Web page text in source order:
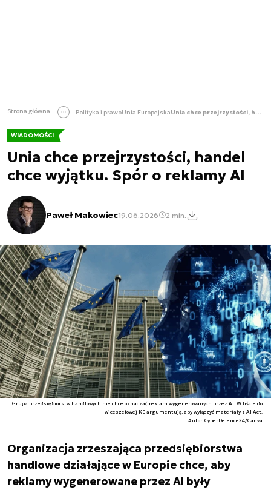
Strona główna Polityka i prawoUnia Europejska Unia chce przejrzystości, handel chce wyjątku. Spór o reklamy AI
WIADOMOŚCI
Unia chce przejrzystości, handel
chce wyjątku. Spór o reklamy AI
Paweł Makowiec19.06.2026 2 min.
Grupa przedsiębiorstw handlowych nie chce oznaczać reklam wygenerowanych przez AI. W liście do
wiceszefowej KE argumentują, aby wyłączyć materiały z AI Act.
Autor. CyberDefence24/Canva
Organizacja zrzeszająca przedsiębiorstwa
handlowe działające w Europie chce, aby
reklamy wygenerowane przez AI były